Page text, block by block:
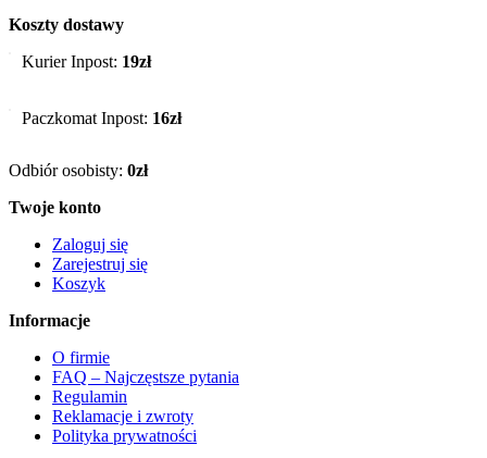
Koszty dostawy
Kurier Inpost: 19zł
Paczkomat Inpost: 16zł
Odbiór osobisty: 0zł
Twoje konto
Zaloguj się
Zarejestruj się
Koszyk
Informacje
O firmie
FAQ – Najczęstsze pytania
Regulamin
Reklamacje i zwroty
Polityka prywatności